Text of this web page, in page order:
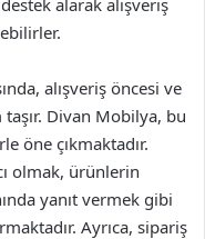
alarak alışveriş
alışveriş öncesi ve
Divan Mobilya, bu
öne çıkmaktadır.
olmak, ürünlerin
yanıt vermek gibi
Ayrıca, sipariş